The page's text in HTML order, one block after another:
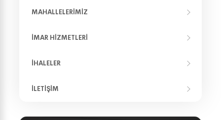
MAHALLELERIMIZ
İMAR HIZMETLERI
İHALELER
İLETIŞIM